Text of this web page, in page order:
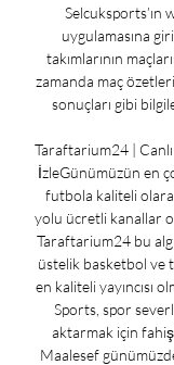
Selcuksports’ın
uygulamasına
takımlarının
zamanda maç
sonuçları gibi
Taraftarium24 |
İzleGünümüzün en
futbola kaliteli
yolu ücretli kanallar
Taraftarium24 bu
üstelik basketbol ve
en kaliteli yayıncısı
Sports, spor
aktarmak için
Maalesef